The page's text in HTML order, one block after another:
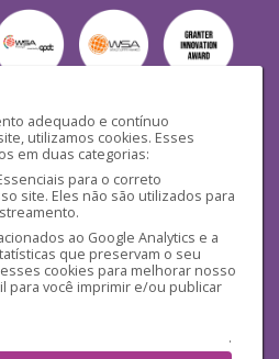
adequado e contínuo
utilizamos cookies. Esses
em duas categorias:
para o correto
site. Eles não são utilizados para
ao Google Analytics e a
que preservam o seu
cookies para melhorar nosso
para você imprimir e/ou publicar
.
Sociais